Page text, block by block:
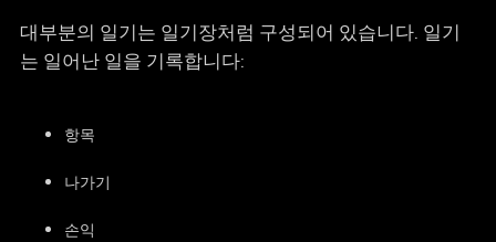
대부분의 일기는 일기장처럼 구성되어 있습니다. 일기
는 일어난 일을 기록합니다:
항목
나가기
손익